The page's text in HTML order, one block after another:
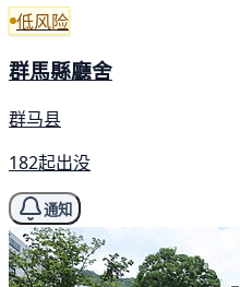
低风险
群馬縣廳舍
群马县
182起出没
通知